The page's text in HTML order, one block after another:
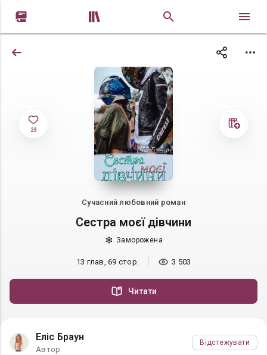
 
23
Сучасний любовний роман
Сестра моєї дівчини
Заморожена
13 глав, 69 стор. 3 503
Читати
Еліс Браун
Автор
Відстежувати